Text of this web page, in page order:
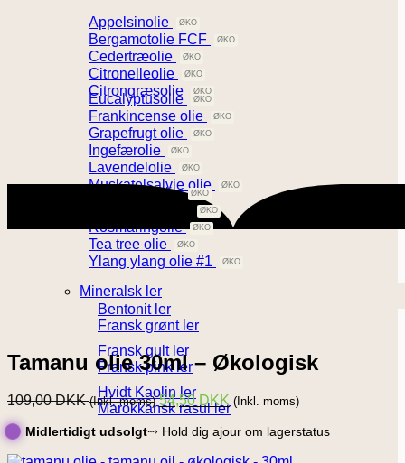
Appelsinolie
Bergamotolie FCF
Cedertræolie
Citronelleolie
Citrongræsolie
Eucalyptusolie
Frankincense olie
Grapefrugt olie
Ingefærolie
Lavendelolie
Muskatelsalvie olie
Patchhouliolie
Rosmaringolie
Tea tree olie
Ylang ylang olie #1
Mineralsk ler
Bentonit ler
Fransk grønt ler
Fransk gult ler
Fransk pink ler
Hvidt Kaolin ler
Marokkansk rasul ler
Tamanu olie 30ml – Økologisk
109,00DKK (Inkl. moms) 54,50 DKK (Inkl. moms)
Midlertidigt udsolgt⤑ Hold dig ajour om lagerstatus